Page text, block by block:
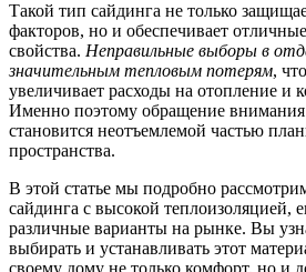
Такой тип сайдинга не только
факторов, но и обеспечивает
свойства. Неправильные выборы в
значительным тепловым потерям,
увеличивает расходы на отопление и
Именно поэтому обращение
становится неотъемлемой частью
пространства.
В этой статье мы подробно
сайдинга с высокой теплоизоляцией,
различные варианты на рынке. Вы
выбирать и устанавливать этот
своему дому не только комфорт, но и